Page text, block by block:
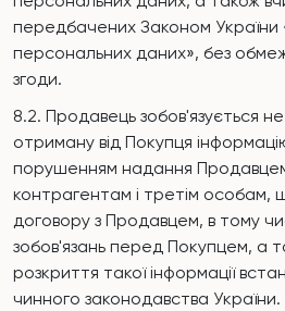
передбачених Законом України
персональних даних», без
згоди.
8.2. Продавець зобов'язується
отриману від Покупця
порушенням надання Продавцем
контрагентам і третім особам,
договору з Продавцем, в тому
зобов'язань перед Покупцем, а
розкриття такої інформації
чинного законодавства України.